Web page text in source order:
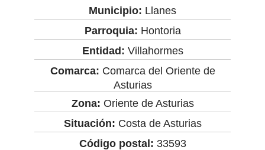
Municipio: Llanes
Parroquia: Hontoria
Entidad: Villahormes
Comarca: Comarca del Oriente de
Asturias
Zona: Oriente de Asturias
Situación: Costa de Asturias
Código postal: 33593